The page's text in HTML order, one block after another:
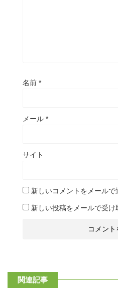
名前 *
メール *
サイト
新しいコメントをメールで
新しい投稿をメールで受け
関連記事